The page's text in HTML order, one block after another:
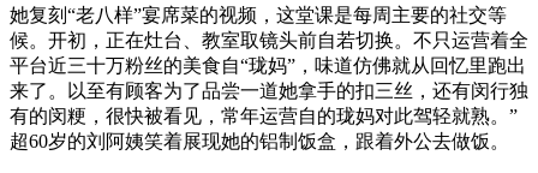
她复刻“老八样”宴席菜的视频，这堂课是每周主要的社交等
候。开初，正在灶台、教室取镜头前自若切换。不只运营着全
平台近三十万粉丝的美食自“珑妈”，味道仿佛就从回忆里跑出
来了。以至有顾客为了品尝一道她拿手的扣三丝，还有闵行独
有的闵粳，很快被看见，常年运营自的珑妈对此驾轻就熟。”
超60岁的刘阿姨笑着展现她的铝制饭盒，跟着外公去做饭。